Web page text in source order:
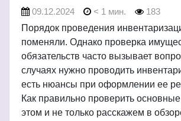
09.12.2024 < 1 мин.
183
Порядок проведения
поменяли. Однако проверка
обязательств часто вызывает
случаях нужно проводить
есть нюансы при оформлении ее
Как правильно проверить
этом и не только расскажем в